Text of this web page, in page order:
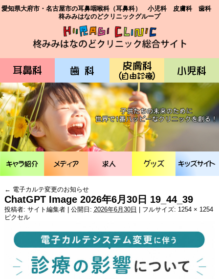
愛知県大府市・名古屋市の耳鼻咽喉科（耳鼻科） 小児科 皮膚科 歯科
柊みみはなのどクリニックグループ
← 電子カルテ変更のお知らせ
ChatGPT Image 2026年6月30日 19_44_39
投稿者: サイト編集者 公開日: 2026年6月30日 フルサイズ: 1254 × 1254
ピクセル